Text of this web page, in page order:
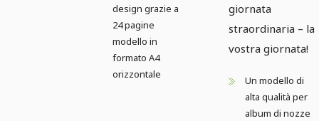
design grazie a
24 pagine
modello in
formato A4
orizzontale
giornata
straordinaria – la
vostra giornata!
Un modello di
alta qualità per
album di nozze